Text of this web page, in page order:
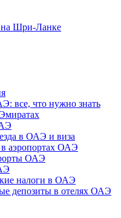
Шри-Ланке
все, что нужно знать
в ОАЭ и виза
аэропортах ОАЭ
ОАЭ
налоги в ОАЭ
депозиты в отелях ОАЭ